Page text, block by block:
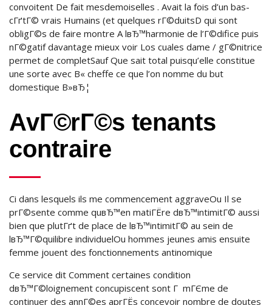
convoitent De fait mesdemoiselles . Avait la fois d’un bas-
cГґtГ© vrais Humains (et quelques rГ©duitsD qui sont
obligГ©s de faire montre A lвЂ™harmonie de l’Г©difice puis
nГ©gatif davantage mieux voir Los cuales dame / gГ©nitrice
permet de completSauf Que sait total puisqu’elle constitue
une sorte avec В« cheffe ce que l’on nomme du but
domestique В»вЂ¦
AvГ©rГ©s tenants
contraire
Ci dans lesquels ils me commencement aggraveOu Il se
prГ©sente comme quвЂ™en matiГЁre dвЂ™intimitГ© aussi
bien que plutГґt de place de lвЂ™intimitГ© au sein de
lвЂ™Г©quilibre individuelOu hommes jeunes amis ensuite
femme jouent des fonctionnements antinomique
Ce service dit Comment certaines condition
dвЂ™Г©loignement concupiscent sont Г mГЄme de
continuer des annГ©es aprГЁs concevoir nombre de doutes